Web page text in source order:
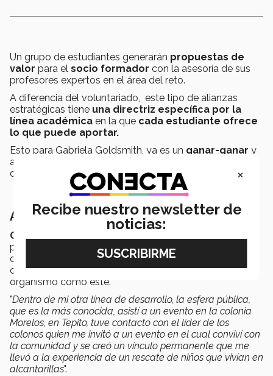
Un grupo de estudiantes generarán propuestas de
valor para el socio formador con la asesoría de sus
profesores expertos en el área del reto.
A diferencia del voluntariado, este tipo de alianzas
estratégicas tiene una directriz específica por la
línea académica en la que cada estudiante ofrece
lo que puede aportar.
Esto para Gabriela Goldsmith, ya es un ganar-ganar y
añade que cuando se está dispuesto a ayudar a los
demás, hay un crecimiento personal en ambas partes.
Acerca de Código Ayuda
Código Ayuda, A.C.
palabras de Gabriela Goldsmith, de quién surgió la idea
de fundarla, la experiencia que vive un fundador es, en
ocasiones, el detonante para la creación de un
organismo como éste.
"Dentro de mi otra línea de desarrollo, la esfera pública,
que es la más conocida, asistí a un evento en la colonia
Morelos, en Tepito, tuve contacto con el líder de los
colonos quien me invitó a un evento en el cual conviví con
la comunidad y se creó un vínculo permanente que me
llevó a la experiencia de un rescate de niños que vivían en
alcantarillas".
×
Recibe nuestro newsletter de
noticias: